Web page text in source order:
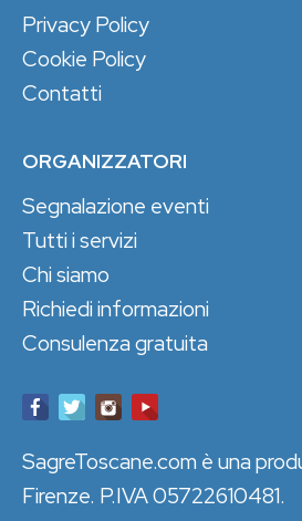
Privacy Policy
Cookie Policy
Contatti
ORGANIZZATORI
Segnalazione eventi
Tutti i servizi
Chi siamo
Richiedi informazioni
Consulenza gratuita
SagreToscane.com è una
Firenze. P.IVA 05722610481.